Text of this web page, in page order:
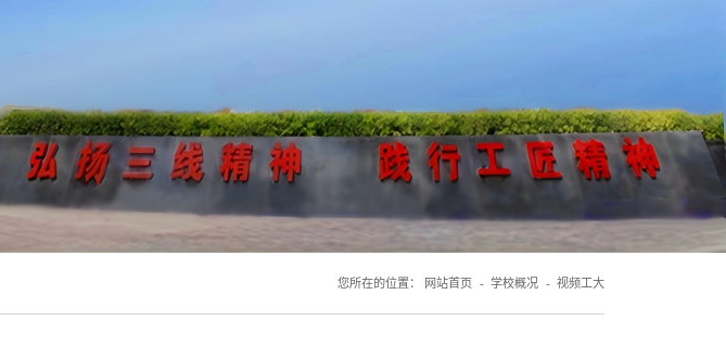
您所在的位置： 网站首页 学校概况 视频工大